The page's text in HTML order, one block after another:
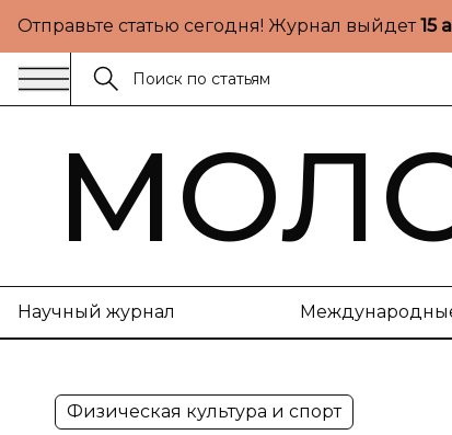
Отправьте статью сегодня! Журнал выйдет15
Научный журнал
Физическая культура и спорт